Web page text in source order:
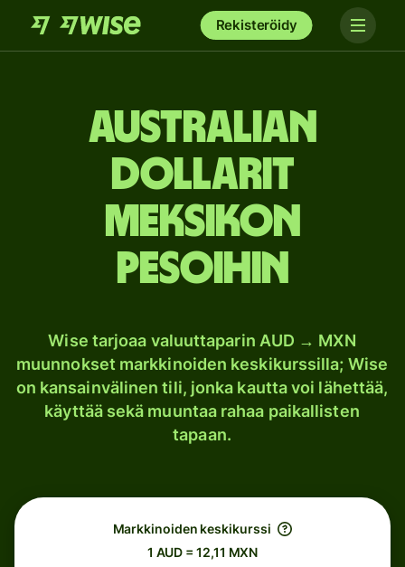
Rekisteröidy
Australian
dollarit
Meksikon
pesoihin
Wise tarjoaa valuuttaparin AUD → MXN
muunnokset markkinoiden keskikurssilla; Wise
on kansainvälinen tili, jonka kautta voi lähettää,
käyttää sekä muuntaa rahaa paikallisten
tapaan.
Markkinoiden keskikurssi
1 AUD = 12,11 MXN